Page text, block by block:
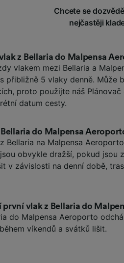
Chcete se
nejčastěji
z Bellaria do Malpensa
vlakem mezi Bellaria a
přibližně 5 vlaky denně. Může
proto použijte náš
datum cesty.
do Malpensa
Bellaria na Malpensa
obvykle dražší, pokud jsou
v závislosti na denní době,
první vlak z Bellaria do
do Malpensa Aeroporto
víkendů a svátků lišit.